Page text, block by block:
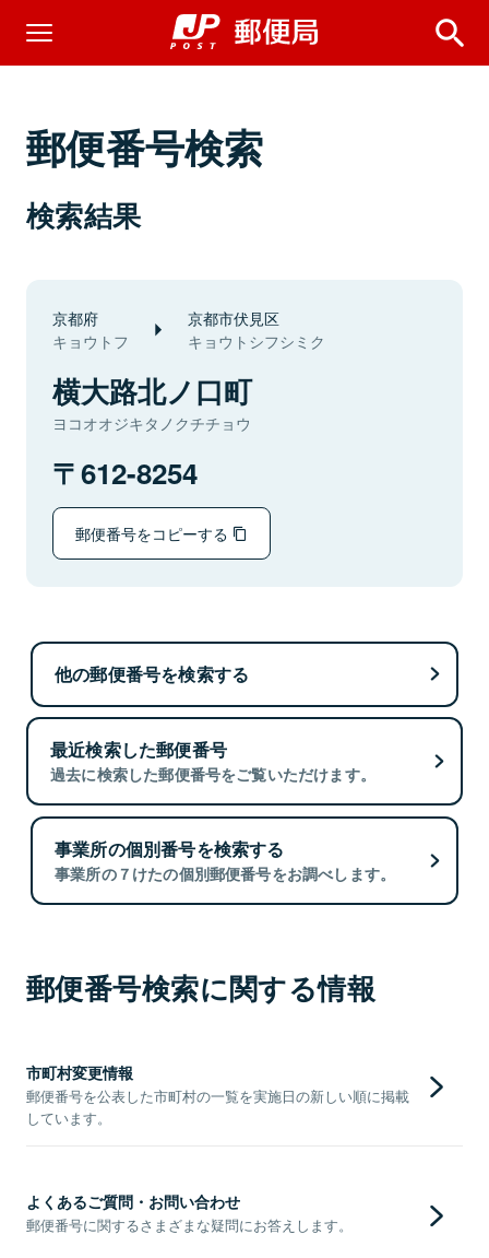
郵便番号検索
検索結果
京都府
キョウトフ
京都市伏見区
キョウトシフシミク
横大路北ノ口町
ヨコオオジキタノクチチョウ
612-8254
郵便番号をコピーする
他の郵便番号を検索する
最近検索した郵便番号
過去に検索した郵便番号をご覧いただけます。
事業所の個別番号を検索する
事業所の７けたの個別郵便番号をお調べします。
郵便番号検索に関する情報
市町村変更情報
郵便番号を公表した市町村の一覧を実施日の新しい順に掲載
しています。
よくあるご質問・お問い合わせ
郵便番号に関するさまざまな疑問にお答えします。